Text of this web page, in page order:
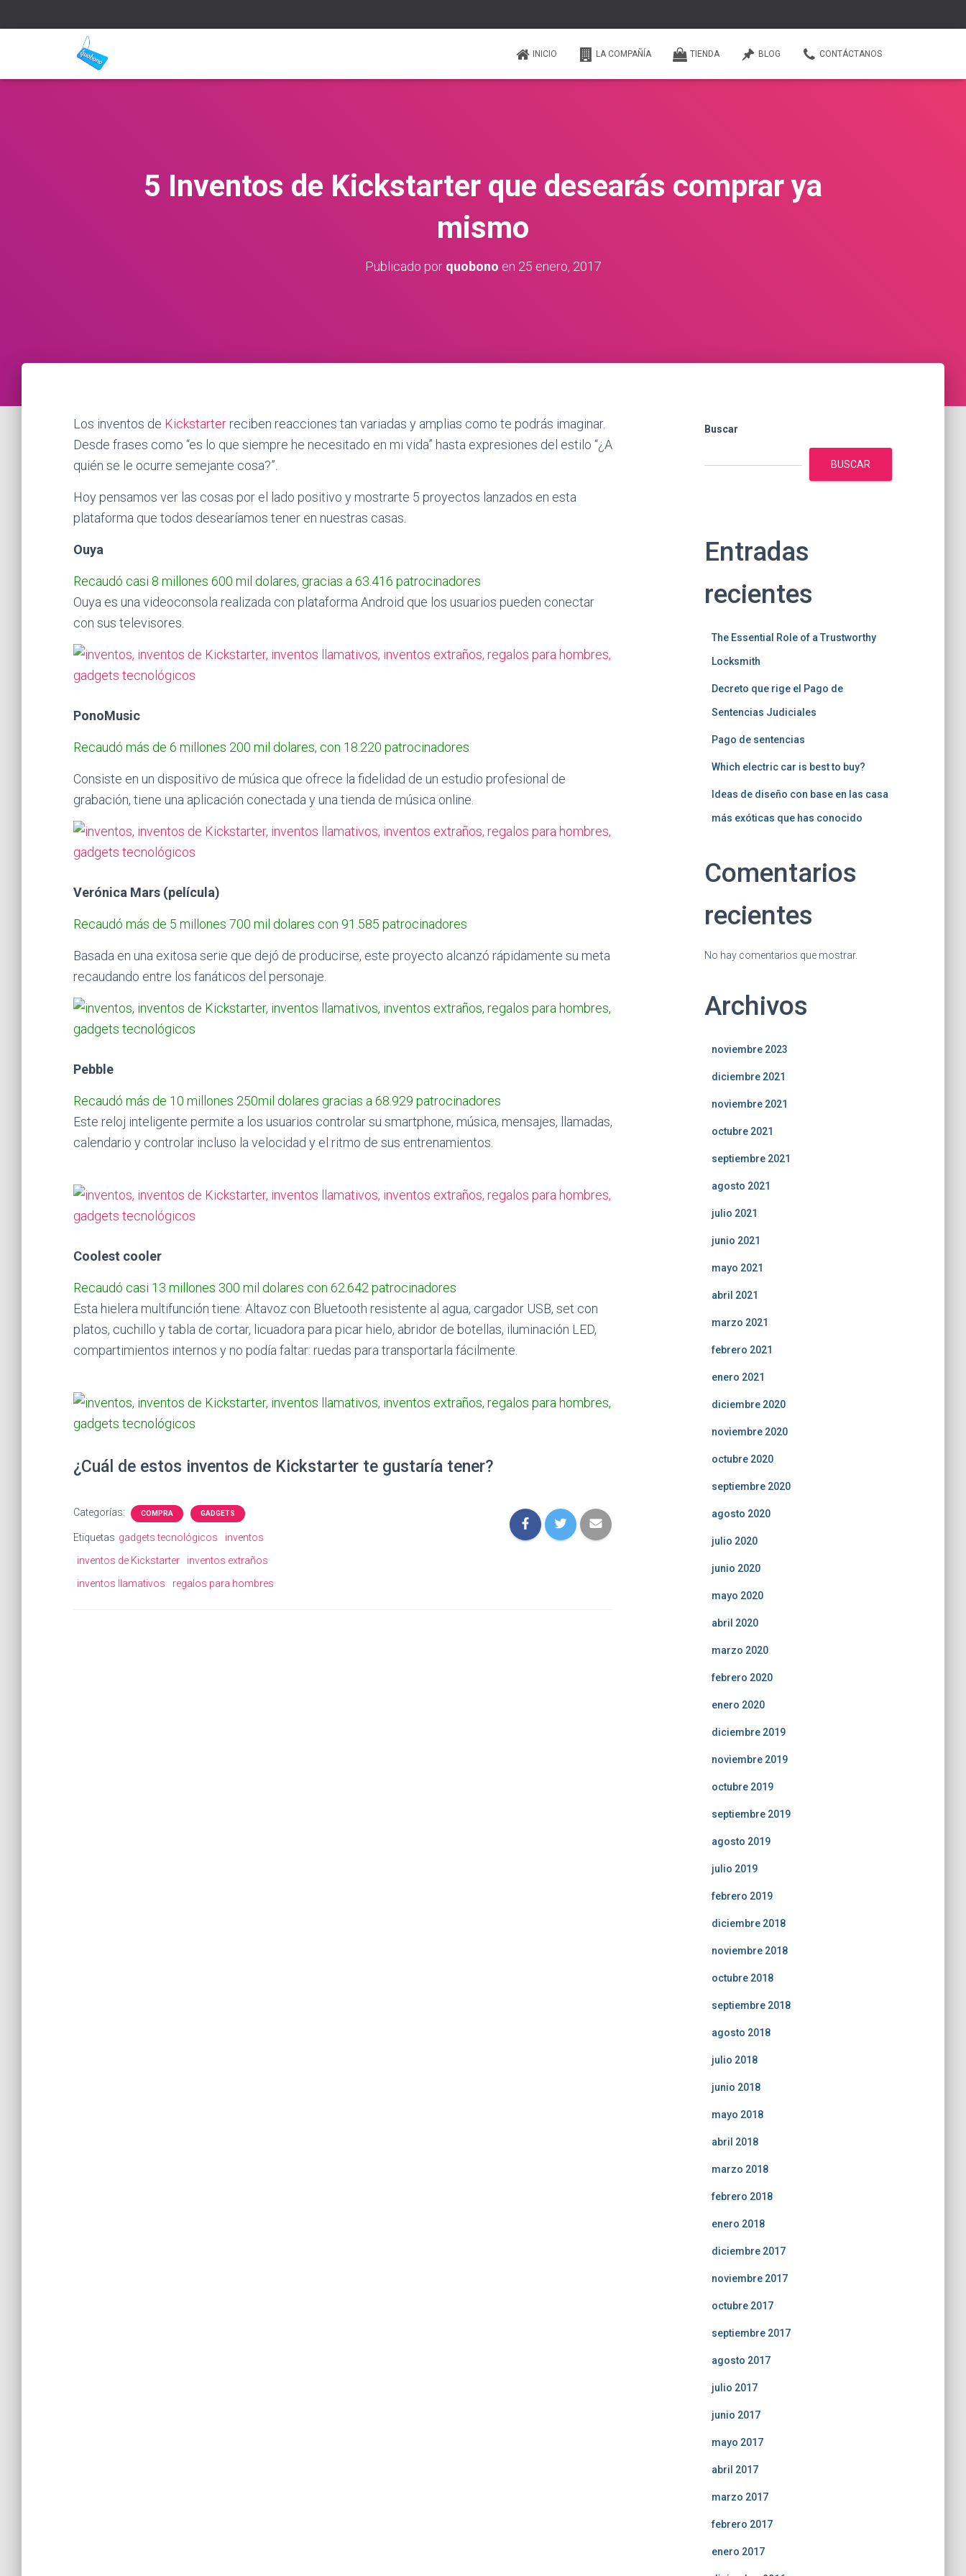
INICIO LA COMPAÑÍA TIENDA BLOG CONTÁCTANOS
5 Inventos de Kickstarter que desearás comprar ya
mismo
Publicado por quobono en 25 enero, 2017
Los inventos de Kickstarter reciben reacciones tan variadas y amplias como te podrás imaginar.
Desde frases como “es lo que siempre he necesitado en mi vida” hasta expresiones del estilo “¿A
quién se le ocurre semejante cosa?”.
Hoy pensamos ver las cosas por el lado positivo y mostrarte 5 proyectos lanzados en esta
plataforma que todos desearíamos tener en nuestras casas.
Ouya
Recaudó casi 8 millones 600 mil dolares, gracias a 63.416 patrocinadores
Ouya es una videoconsola realizada con plataforma Android que los usuarios pueden conectar
con sus televisores.
PonoMusic
Recaudó más de 6 millones 200 mil dolares, con 18.220 patrocinadores
Consiste en un dispositivo de música que ofrece la fidelidad de un estudio profesional de
grabación, tiene una aplicación conectada y una tienda de música online.
Verónica Mars (película)
Recaudó más de 5 millones 700 mil dolares con 91.585 patrocinadores
Basada en una exitosa serie que dejó de producirse, este proyecto alcanzó rápidamente su meta
recaudando entre los fanáticos del personaje.
Pebble
Recaudó más de 10 millones 250mil dolares gracias a 68.929 patrocinadores
Este reloj inteligente permite a los usuarios controlar su smartphone, música, mensajes, llamadas,
calendario y controlar incluso la velocidad y el ritmo de sus entrenamientos.
Coolest cooler
Recaudó casi 13 millones 300 mil dolares con 62.642 patrocinadores
Esta hielera multifunción tiene: Altavoz con Bluetooth resistente al agua, cargador USB, set con
platos, cuchillo y tabla de cortar, licuadora para picar hielo, abridor de botellas, iluminación LED,
compartimientos internos y no podía faltar: ruedas para transportarla fácilmente.
¿Cuál de estos inventos de Kickstarter te gustaría tener?
Categorías: COMPRA GADGETS
Etiquetas gadgets tecnológicos
inventos
inventos de Kickstarter
inventos extraños
inventos llamativos
regalos para hombres
Buscar
BUSCAR
Entradas
recientes
The Essential Role of a Trustworthy
Locksmith
Decreto que rige el Pago de
Sentencias Judiciales
Pago de sentencias
Which electric car is best to buy?
Ideas de diseño con base en las casa
más exóticas que has conocido
Comentarios
recientes
No hay comentarios que mostrar.
Archivos
noviembre 2023
diciembre 2021
noviembre 2021
octubre 2021
septiembre 2021
agosto 2021
julio 2021
junio 2021
mayo 2021
abril 2021
marzo 2021
febrero 2021
enero 2021
diciembre 2020
noviembre 2020
octubre 2020
septiembre 2020
agosto 2020
julio 2020
junio 2020
mayo 2020
abril 2020
marzo 2020
febrero 2020
enero 2020
diciembre 2019
noviembre 2019
octubre 2019
septiembre 2019
agosto 2019
julio 2019
febrero 2019
diciembre 2018
noviembre 2018
octubre 2018
septiembre 2018
agosto 2018
julio 2018
junio 2018
mayo 2018
abril 2018
marzo 2018
febrero 2018
enero 2018
diciembre 2017
noviembre 2017
octubre 2017
septiembre 2017
agosto 2017
julio 2017
junio 2017
mayo 2017
abril 2017
marzo 2017
febrero 2017
enero 2017